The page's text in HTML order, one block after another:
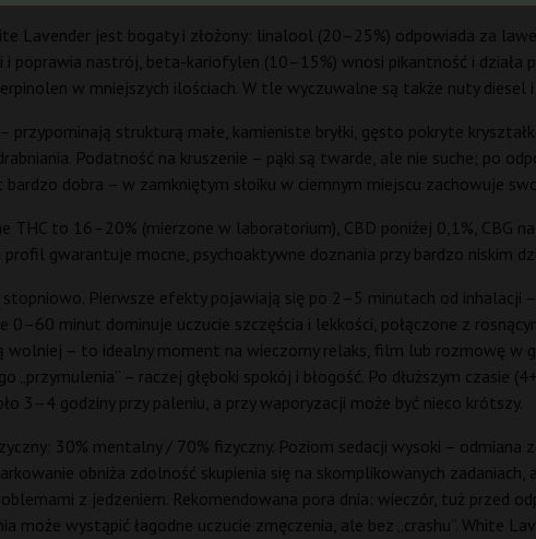
Lavender jest bogaty i złożony: linalool (20–25%) odpowiada za
poprawia nastrój, beta-kariofylen (10–15%) wnosi pikantność i działa
w mniejszych ilościach. W tle wyczuwalne są także nuty diesel
przypominają strukturą małe, kamieniste bryłki, gęsto pokryte
Podatność na kruszenie – pąki są twarde, ale nie suche; po
dobra – w zamkniętym słoiku w ciemnym miejscu zachowuje
THC to 16–20% (mierzone w laboratorium), CBD poniżej 0,1%, CBG
profil gwarantuje mocne, psychoaktywne doznania przy bardzo niskim
stopniowo. Pierwsze efekty pojawiają się po 2–5 minutach od
0–60 minut dominuje uczucie szczęścia i lekkości, połączone z
wolniej – to idealny moment na wieczorny relaks, film lub rozmowę w
„przymulenia” – raczej głęboki spokój i błogość. Po dłuższym czasie
3–4 godziny przy paleniu, a przy waporyzacji może być nieco krótszy.
30% mentalny / 70% fizyczny. Poziom sedacji wysoki – odmiana
obniża zdolność skupienia się na skomplikowanych
z jedzeniem. Rekomendowana pora dnia: wieczór, tuż przed
może wystąpić łagodne uczucie zmęczenia, ale bez „crashu”. White